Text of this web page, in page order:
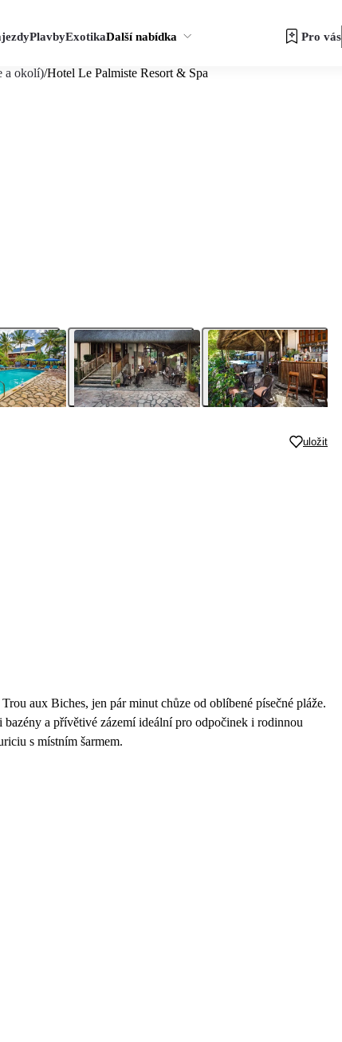
PlavbyExotikaDalší nabídka Pro vás
a okolí)/Hotel Le Palmiste Resort & Spa
uložit
aux Biches, jen pár minut chůze od oblíbené písečné pláže.
a přívětivé zázemí ideální pro odpočinek i rodinnou
s místním šarmem.